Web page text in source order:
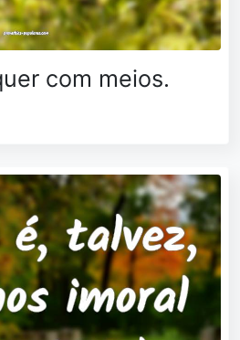
com meios.